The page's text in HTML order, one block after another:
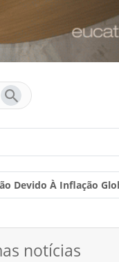
Devido À Inflação
notícias